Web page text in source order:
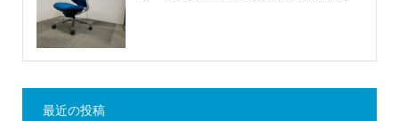
最近の投稿